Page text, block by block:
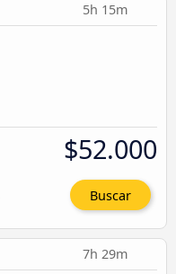
5h 15m
$52.000
Buscar
7h 29m